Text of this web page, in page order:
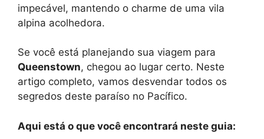
impecável, mantendo o charme de uma vila
alpina acolhedora.
Se você está planejando sua viagem para
Queenstown, chegou ao lugar certo. Neste
artigo completo, vamos desvendar todos os
segredos deste paraíso no Pacífico.
Aqui está o que você encontrará neste guia: